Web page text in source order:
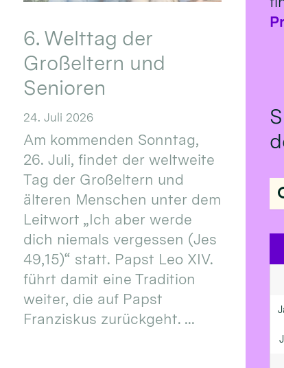
6. Welttag der
Großeltern und
Senioren
24. Juli 2026
Am kommenden Sonntag,
26. Juli, findet der weltweite
Tag der Großeltern und
älteren Menschen unter dem
Leitwort „Ich aber werde
dich niemals vergessen (Jes
49,15)“ statt. Papst Leo XIV.
führt damit eine Tradition
weiter, die auf Papst
Franziskus zurückgeht. ...